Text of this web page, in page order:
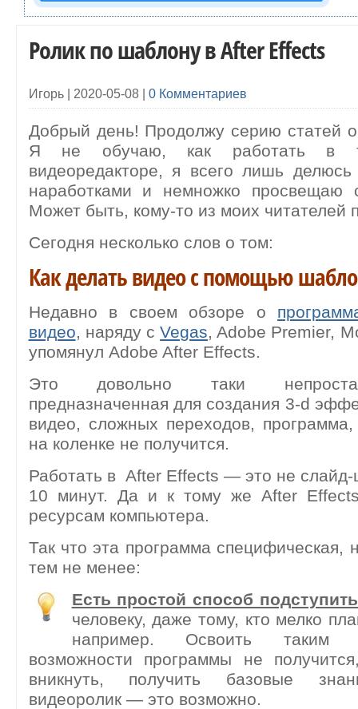
Ролик по шаблону в After Effects
Игорь | 2020-05-08 | 0 Комментариев
Добрый день! Продолжу серию статей
Я не обучаю, как работать в
видеоредакторе, я всего лишь
наработками и немножко просвещаю
Может быть, кому-то из моих читателей
Сегодня несколько слов о том:
Как делать видео с помощью
Недавно в своем обзоре о
видео , наряду сVegas , Adobe Premier,
упомянул Adobe After Effects.
Это довольно таки
предназначенная для создания 3-d
видео, сложных переходов, программа,
на коленке не получится.
Работать в After Effects — это не слайд-
10 минут. Да и к тому же After Effects
ресурсам компьютера.
Так что эта программа специфическая,
тем не менее:
Есть простой способ
человеку, даже тому, кто мелко
например. Освоить таким
возможности программы не
вникнуть, получить базовые
видеоролик — это возможно.